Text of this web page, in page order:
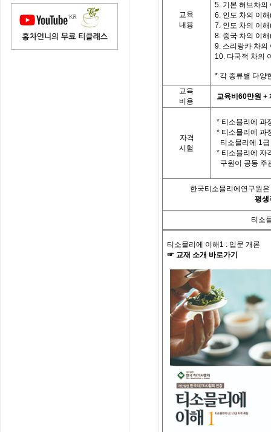
교육
내용
5. 기본 허브차의
6. 인도 차의 이해
7. 인도 차의 이해
8. 중국 차의 이해
9. 스리랑카 차의
10. 다국적 차의
* 각 종류별 다양
교육
비용
교육비 60만원 +
자격
시험
* 티소믈리에 과
* 티소믈리에 과
티소믈리에 1
* 티소믈리에 자
구원이 공동 주
한국티소믈리에연구원
평생
티소
티소믈리에 이해 1 : 입문 개론
☞ 교재 소개 바로가기